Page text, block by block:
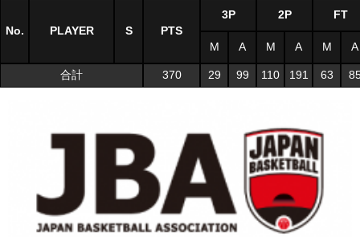
No. PLAYER S PTS
3P 2P FT
M A M A M A
合計 370 29 99 110 191 63